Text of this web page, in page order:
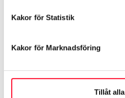
Kakor för Statistik
Kakor för Marknadsföring
Tillåt alla